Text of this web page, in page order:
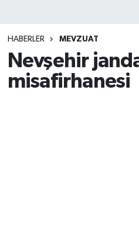
HABERLER MEVZUAT
Nevşehir
misafirhanesi